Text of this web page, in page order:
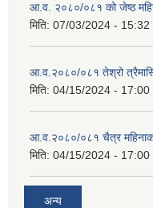
आ.व. २०८०/०८१ को जेष्ठ
मिति: 07/03/2024 - 15:32
आ.व.२०८०/०८१ तेश्रो
मिति: 04/15/2024 - 17:00
आ.व.२०८०/०८१ चैत्र
मिति: 04/15/2024 - 17:00
अन्य